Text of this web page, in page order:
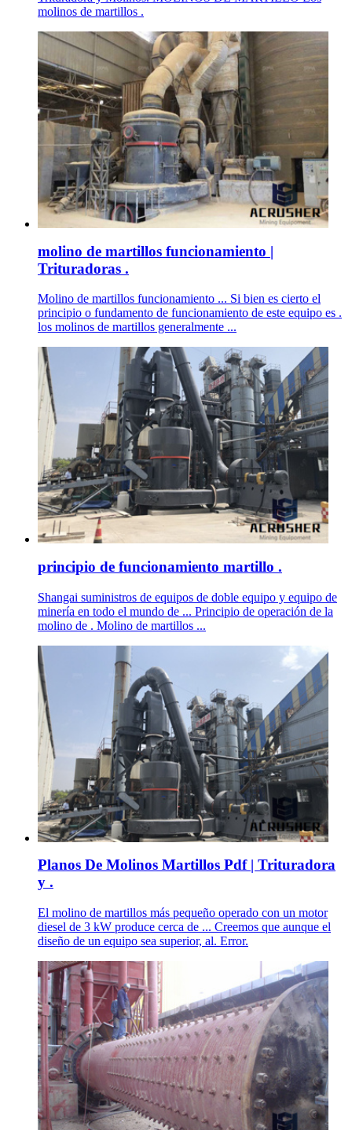
molinos de martillos .
molino de martillos funcionamiento |
Trituradoras .
Molino de martillos funcionamiento ... Si bien es cierto el
principio o fundamento de funcionamiento de este equipo es .
los molinos de martillos generalmente ...
principio de funcionamiento martillo .
Shangai suministros de equipos de doble equipo y equipo de
minería en todo el mundo de ... Principio de operación de la
molino de . Molino de martillos ...
Planos De Molinos Martillos Pdf | Trituradora
y .
El molino de martillos más pequeño operado con un motor
diesel de 3 kW produce cerca de ... Creemos que aunque el
diseño de un equipo sea superior, al. Error.